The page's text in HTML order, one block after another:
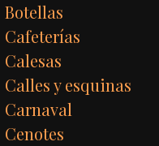
Botellas
Cafeterías
Calesas
Calles y esquinas
Carnaval
Cenotes